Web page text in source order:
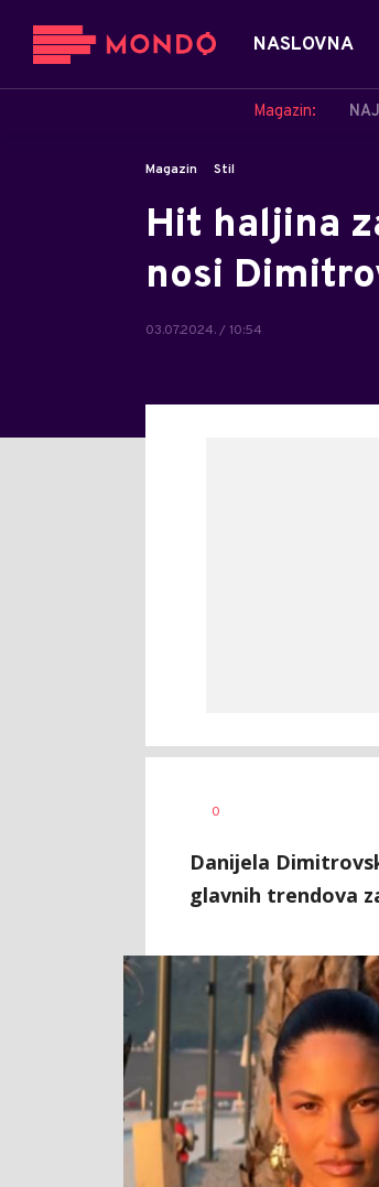
NASLOVNA
Magazin:
Magazin Stil
Hit haljina
nosi
03.07.2024. / 10:54
AUTOR
0
Danijela
glavnih trendova